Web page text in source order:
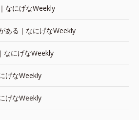
なにげなWeekly
ある｜なにげなWeekly
なにげなWeekly
げなWeekly
げなWeekly